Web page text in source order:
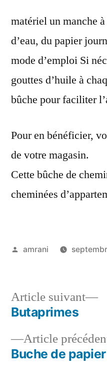
matériel un manche
d’eau, du papier
mode d’emploi Si
gouttes d’huile à
bûche pour faciliter
Pour en bénéficier,
de votre magasin.
Cette bûche de
cheminées
Publié
amrani
Navigation
deArticle
Buche de
Article suivant
Butaprimes